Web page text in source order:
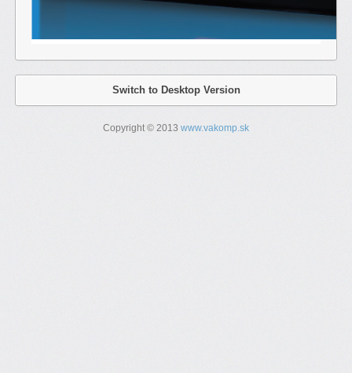
Switch to Desktop Version
Copyright © 2013 www.vakomp.sk